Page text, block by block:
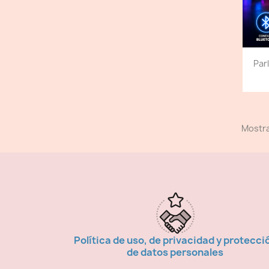
Política de uso, de privacidad y
de datos personales